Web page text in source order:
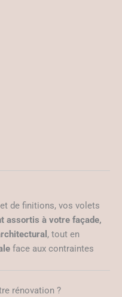
de finitions, vos volets
assortis à votre façade,
, tout en
face aux contraintes
rénovation ?